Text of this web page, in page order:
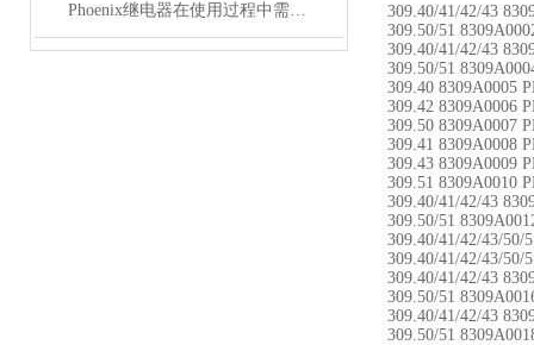
Phoenix继电器在使用过程中需要注意哪些事项？
309.40/41/42/43
309.50/51
309.40/41/42/43
309.50/51
309.40 8309A0005
309.42 8309A0006
309.50 8309A0007
309.41 8309A0008
309.43 8309A0009
309.51 8309A0010
309.40/41/42/43
309.50/51
309.40/41/42/43/50/
309.40/41/42/43/50/
309.40/41/42/43
309.50/51
309.40/41/42/43
309.50/51